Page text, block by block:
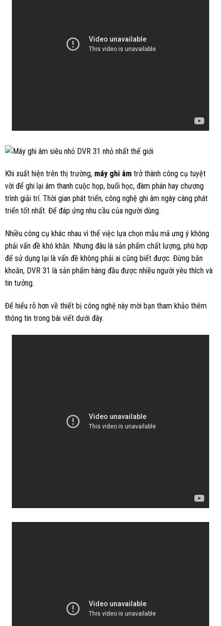
Khi xuất hiện trên thị trường, máy ghi âm trở thành công cụ tuyệt
vời để ghi lại âm thanh cuộc họp, buổi học, đàm phán hay chương
trình giải trí. Thời gian phát triển, công nghệ ghi âm ngày càng phát
triển tốt nhất. Để đáp ứng nhu cầu của người dùng.
Nhiều công cụ khác nhau vì thế việc lựa chọn mẫu mã ưng ý không
phải vấn đề khó khăn. Nhưng đâu là sản phẩm chất lượng, phù hợp
để sử dụng lại là vấn đề không phải ai cũng biết được. Đừng băn
khoăn, DVR 31 là sản phẩm hàng đầu được nhiều người yêu thích và
tin tưởng.
Để hiểu rõ hơn về thiết bị công nghệ này mời bạn tham khảo thêm
thông tin trong bài viết dưới đây.